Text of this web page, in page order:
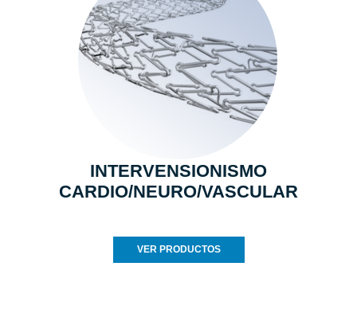
INTERVENSIONISMO
CARDIO/NEURO/VASCULAR
VER PRODUCTOS